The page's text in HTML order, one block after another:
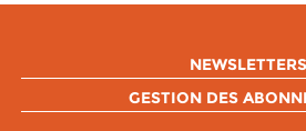
NEWSLETTERS
GESTION DES